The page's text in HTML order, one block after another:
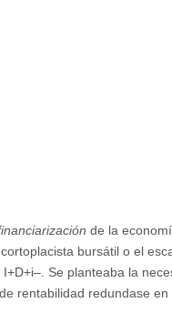
de la
bursátil o el
Se planteaba la
rentabilidad redundase